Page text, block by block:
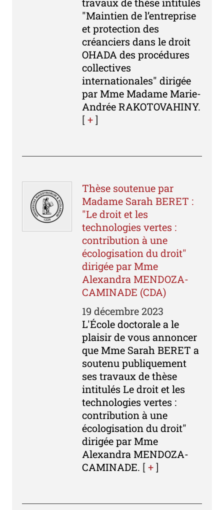
"Maintien de l’entreprise
et protection des
créanciers dans le droit
OHADA des procédures
collectives
internationales" dirigée
par Mme Madame Marie-
Andrée RAKOTOVAHINY.
[+]
Thèse soutenue par
Madame Sarah BERET :
"Le droit et les
technologies vertes :
contribution à une
écologisation du droit"
dirigée par Mme
Alexandra MENDOZA-
CAMINADE (CDA)
19 décembre 2023
L'École doctorale a le
plaisir de vous annoncer
que Mme Sarah BERET a
soutenu publiquement
ses travaux de thèse
intitulés Le droit et les
technologies vertes :
contribution à une
écologisation du droit"
dirigée par Mme
Alexandra MENDOZA-
CAMINADE. [+]